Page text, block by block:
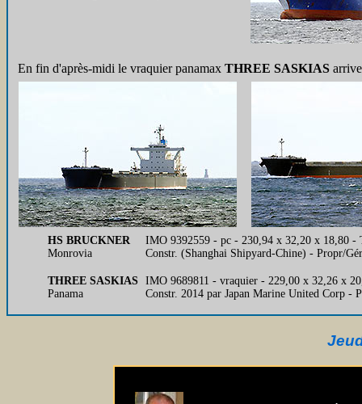
En fin d'après-midi le vraquier panamax THREE SASKIAS
HS BRUCKNER
Monrovia
IMO 9392559 - pc - 230,94 x 32,20 x 18,80
Constr. (Shanghai Shipyard-Chine) - Propr/
THREE SASKIAS
Panama
IMO 9689811 - vraquier - 229,00 x 32,26 x
Constr. 2014 par Japan Marine United Corp